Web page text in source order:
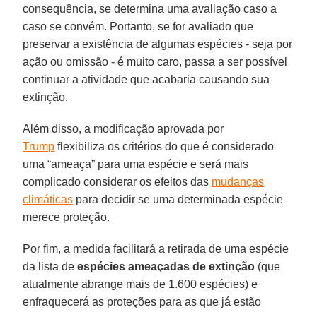
consequência, se determina uma avaliação caso a
caso se convém. Portanto, se for avaliado que
preservar a existência de algumas espécies - seja por
ação ou omissão - é muito caro, passa a ser possível
continuar a atividade que acabaria causando sua
extinção.
Além disso, a modificação aprovada por
Trump flexibiliza os critérios do que é considerado
uma “ameaça” para uma espécie e será mais
complicado considerar os efeitos das mudanças
climáticas para decidir se uma determinada espécie
merece proteção.
Por fim, a medida facilitará a retirada de uma espécie
da lista deespécies ameaçadas de extinção (que
atualmente abrange mais de 1.600 espécies) e
enfraquecerá as proteções para as que já estão